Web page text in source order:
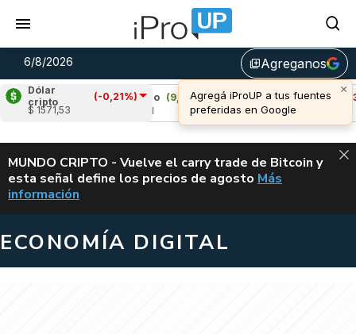
6/8/2026 library_addAgreganos
Dólar
cripto
(-0,21%)
$ 1571,53
Cardano (9,15%)
Avalanche (-2,33%)
u$s 6,47
ALERTA
MUNDO CRIPTO - Vuelve el carry trade de Bitcoin y
esta señal define los precios de agosto VUELVE EL
Más
información
ECONOMÍA DIGITAL